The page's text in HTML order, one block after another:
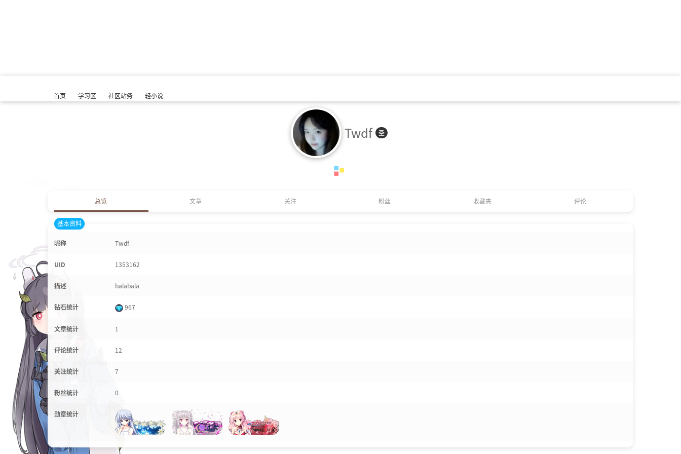
首页 学习区 社区站务 轻小说
Twdf 圣
总览 文章 关注 粉丝 收藏夹 评论
基本资料
昵称 Twdf
UID 1353162
描述 balabala
钻石统计 967
文章统计 1
评论统计 12
关注统计 7
粉丝统计 0
勋章统计